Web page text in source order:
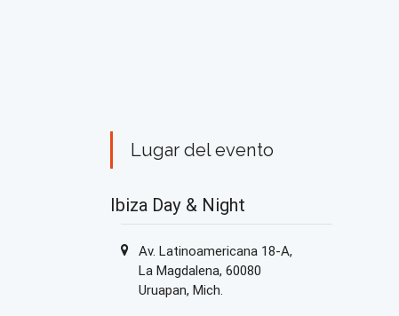
Lugar del evento
Ibiza Day & Night
Av. Latinoamericana 18-A,
La Magdalena, 60080
Uruapan, Mich.